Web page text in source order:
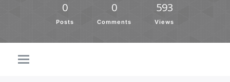
0
Posts
0
Comments
593
Views